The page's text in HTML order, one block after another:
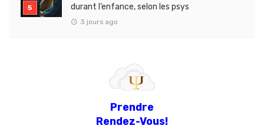
durant l’enfance, selon les psys
3 jours ago
Prendre
Rendez-Vous!